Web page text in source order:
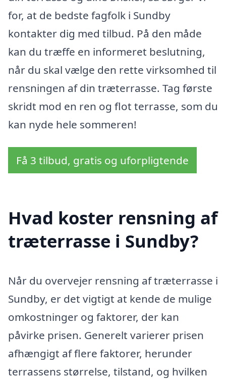
for, at de bedste fagfolk i Sundby
kontakter dig med tilbud. På den måde
kan du træffe en informeret beslutning,
når du skal vælge den rette virksomhed til
rensningen af din træterrasse. Tag første
skridt mod en ren og flot terrasse, som du
kan nyde hele sommeren!
Få 3 tilbud, gratis og uforpligtende
Hvad koster rensning af
træterrasse i Sundby?
Når du overvejer rensning af træterrasse i
Sundby, er det vigtigt at kende de mulige
omkostninger og faktorer, der kan
påvirke prisen. Generelt varierer prisen
afhængigt af flere faktorer, herunder
terrassens størrelse, tilstand, og hvilken